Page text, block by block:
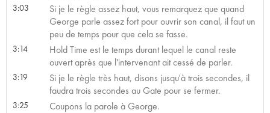
3:03
Si je le règle assez haut, vous remarquez que quand
George parle assez fort pour ouvrir son canal, il faut un
peu de temps pour que cela se fasse.
3:14
Hold Time est le temps durant lequel le canal reste
ouvert après que l'intervenant ait cessé de parler.
3:19
Si je le règle très haut, disons jusqu'à trois secondes, il
faudra trois secondes au Gate pour se fermer.
3:25 Coupons la parole à George.